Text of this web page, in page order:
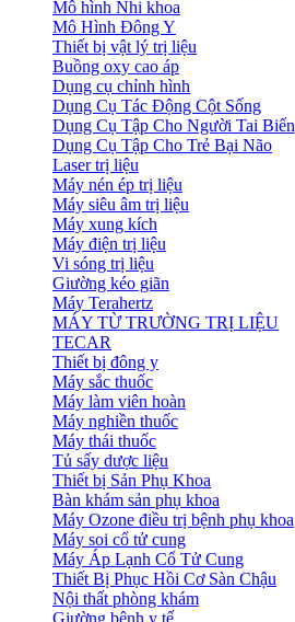
Mô hình Nhi khoa
Mô Hình Đông Y
Thiết bị vật lý trị liệu
Buồng oxy cao áp
Dụng cụ chỉnh hình
Dụng Cụ Tác Động Cột Sống
Dụng Cụ Tập Cho Người Tai Biến
Dụng Cụ Tập Cho Trẻ Bại Não
Laser trị liệu
Máy nén ép trị liệu
Máy siêu âm trị liệu
Máy xung kích
Máy điện trị liệu
Vi sóng trị liệu
Giường kéo giãn
Máy Terahertz
MÁY TỪ TRƯỜNG TRỊ LIỆU
TECAR
Thiết bị đông y
Máy sắc thuốc
Máy làm viên hoàn
Máy nghiền thuốc
Máy thái thuốc
Tủ sấy dược liệu
Thiết bị Sản Phụ Khoa
Bàn khám sản phụ khoa
Máy Ozone điều trị bệnh phụ khoa
Máy soi cổ tử cung
Máy Áp Lạnh Cổ Tử Cung
Thiết Bị Phục Hồi Cơ Sàn Chậu
Nội thất phòng khám
Giường bệnh y tế